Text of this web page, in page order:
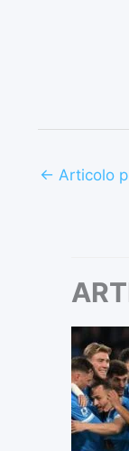
← Articolo